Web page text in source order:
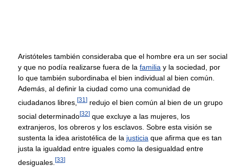
Aristóteles también consideraba que el hombre era un ser social
y que no podía realizarse fuera de la familia y la sociedad, por
lo que también subordinaba el bien individual al bien común.
Además, al definir la ciudad como una comunidad de
ciudadanos libres, [31 ] redujo el bien común al bien de un grupo
social determinado[32] que excluye a las mujeres, los
extranjeros, los obreros y los esclavos. Sobre esta visión se
sustenta la idea aristotélica de la justicia que afirma que es tan
justa la igualdad entre iguales como la desigualdad entre
desiguales. [33]